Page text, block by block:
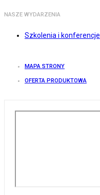
NASZE WYDARZENIA
Szkolenia i konferencje
MAPA STRONY
OFERTA PRODUKTOWA